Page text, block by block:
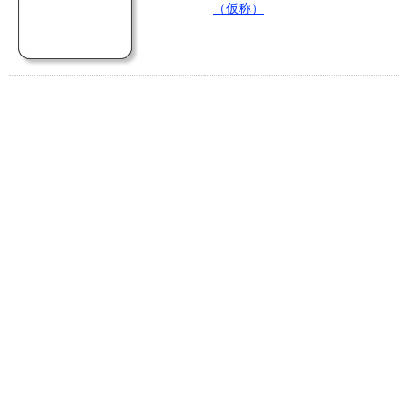
（仮称）